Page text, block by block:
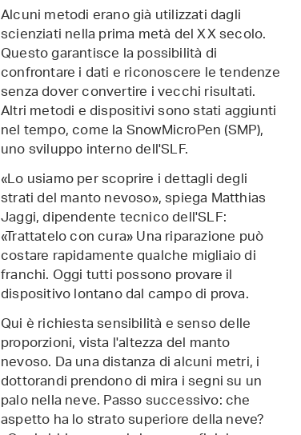
Alcuni metodi erano già utilizzati dagli
scienziati nella prima metà del XX secolo.
Questo garantisce la possibilità di
confrontare i dati e riconoscere le tendenze
senza dover convertire i vecchi risultati.
Altri metodi e dispositivi sono stati aggiunti
nel tempo, come la SnowMicroPen (SMP),
uno sviluppo interno dell'SLF.
«Lo usiamo per scoprire i dettagli degli
strati del manto nevoso», spiega Matthias
Jaggi, dipendente tecnico dell'SLF:
«Trattatelo con cura» Una riparazione può
costare rapidamente qualche migliaio di
franchi. Oggi tutti possono provare il
dispositivo lontano dal campo di prova.
Qui è richiesta sensibilità e senso delle
proporzioni, vista l'altezza del manto
nevoso. Da una distanza di alcuni metri, i
dottorandi prendono di mira i segni su un
palo nella neve. Passo successivo: che
aspetto ha lo strato superiore della neve?